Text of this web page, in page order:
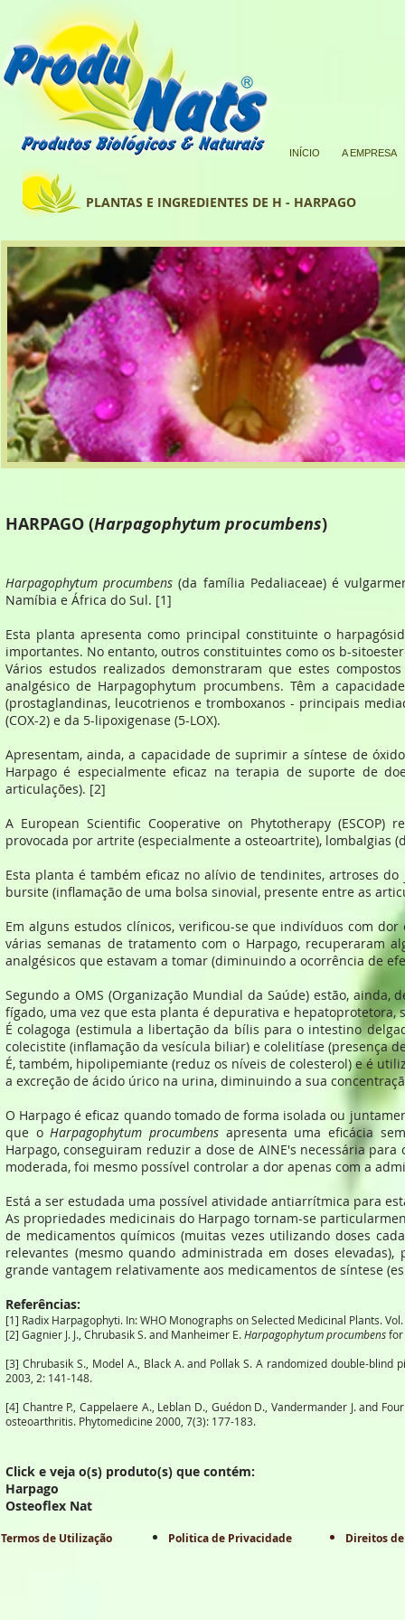
PLANTAS E INGREDIENTES DE H - HARPAGO
INÍCIO A EMPRESA
HARPAGO (Harpagophytum procumbens)
Harpagophytum procumbens (da família Pedaliaceae) é
Namíbia e África do Sul. [1]
Esta planta apresenta como principal constituinte o
importantes. No entanto, outros constituintes como os b-
Vários estudos realizados demonstraram que estes
analgésico de Harpagophytum procumbens. Têm a
(prostaglandinas, leucotrienos e tromboxanos - principais
(COX-2) e da 5-lipoxigenase (5-LOX).
Apresentam, ainda, a capacidade de suprimir a síntese de
Harpago é especialmente eficaz na terapia de suporte de
articulações). [2]
A European Scientific Cooperative on Phytotherapy
provocada por artrite (especialmente a osteoartrite), lombalgias
Esta planta é também eficaz no alívio de tendinites, artroses
bursite (inflamação de uma bolsa sinovial, presente entre as
Em alguns estudos clínicos, verificou-se que indivíduos com
várias semanas de tratamento com o Harpago, recuperaram
analgésicos que estavam a tomar (diminuindo a ocorrência de
Segundo a OMS (Organização Mundial da Saúde) estão, ainda,
fígado, uma vez que esta planta é depurativa e
É colagoga (estimula a libertação da bílis para o intestino
colecistite (inflamação da vesícula biliar) e colelitíase (presença
É, também, hipolipemiante (reduz os níveis de colesterol) e é
a excreção de ácido úrico na urina, diminuindo a sua
O Harpago é eficaz quando tomado de forma isolada ou
que oHarpagophytum procumbens apresenta uma eficácia
Harpago, conseguiram reduzir a dose de AINE's necessária
moderada, foi mesmo possível controlar a dor apenas com a
Está a ser estudada uma possível atividade antiarrítmica para
As propriedades medicinais do Harpago tornam-se
de medicamentos químicos (muitas vezes utilizando doses
relevantes (mesmo quando administrada em doses
grande vantagem relativamente aos medicamentos de síntese
Referências:
[1] Radix Harpagophyti. In: WHO Monographs on Selected Medicinal Plants.
[2] Gagnier J. J., Chrubasik S. and Manheimer E.Harpagophytum procumbensfor
[3] Chrubasik S., Model A., Black A. and Pollak S. A randomized double-
2003, 2: 141-148.
[4] Chantre P., Cappelaere A., Leblan D., Guédon D., Vandermander J. and
osteoarthritis. Phytomedicine 2000, 7(3): 177-183.
Click e veja o(s) produto(s) que contém:
Harpago
Osteoflex Nat
Termos de Utilização Politica de Privacidade Direitos